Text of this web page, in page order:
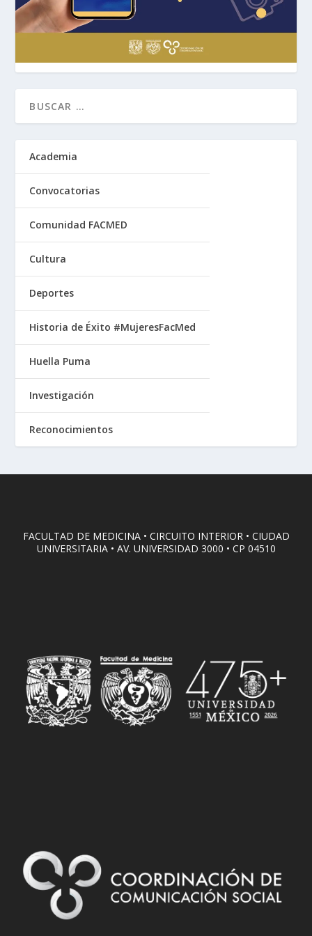
Academia
Convocatorias
Comunidad FACMED
Cultura
Deportes
Historia de Éxito #MujeresFacMed
Huella Puma
Investigación
Reconocimientos
FACULTAD DE MEDICINA • CIRCUITO INTERIOR • CIUDAD
UNIVERSITARIA • AV. UNIVERSIDAD 3000 • CP 04510